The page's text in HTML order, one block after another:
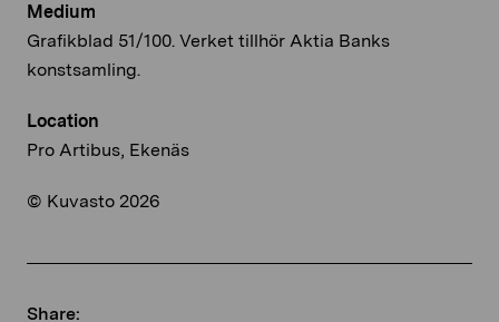
Medium
Grafikblad 51/100. Verket tillhör Aktia Banks
konstsamling.
Location
Pro Artibus, Ekenäs
© Kuvasto 2026
Share: